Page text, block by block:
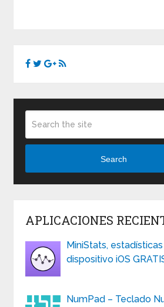
Search
APLICACIONES
MiniStats,
dispositivo iOS
NumPad – Teclado